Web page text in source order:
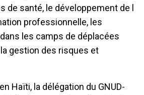
de santé, le développement de l
professionnelle, les
les camps de déplacées
gestion des risques et
Haïti, la délégation du GNUD-